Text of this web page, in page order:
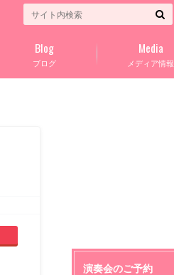
ブログ
Blog
メディア情報
Media
演奏会のご予約